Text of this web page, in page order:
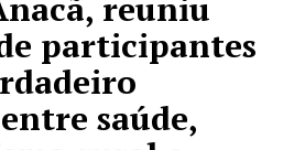
participantes
saúde,